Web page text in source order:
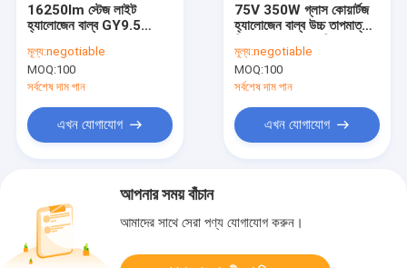
16250lm স্টেজ লাইট
হ্যালোজেন বাল্ব GY9.5
কোয়ার্টজ ল্যাম্প থিয়েটার
স্পটলাইট বাল্ব
মূল্য:negotiable
MOQ:100
সর্বশেষ দাম পান
এখন যোগাযোগ
75V 350W গ্লাস কোয়ার্টজ
হ্যালোজেন বাল্ব উচ্চ তাপমাত্রা
মূল্য:negotiable
MOQ:100
সর্বশেষ দাম পান
এখন যোগাযোগ
আপনার সময় বাঁচান
আমাদের সাথে সেরা পণ্য যোগাযোগ করুন।